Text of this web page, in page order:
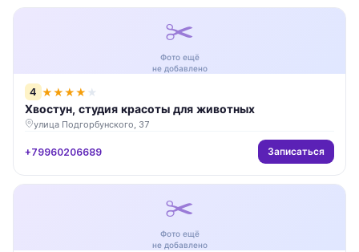
✂️
Фото ещё
не добавлено
4 ★★★★ ★
Хвостун, студия красоты для животных
улица Подгорбунского, 37
+79960206689 Записаться
✂️
Фото ещё
не добавлено